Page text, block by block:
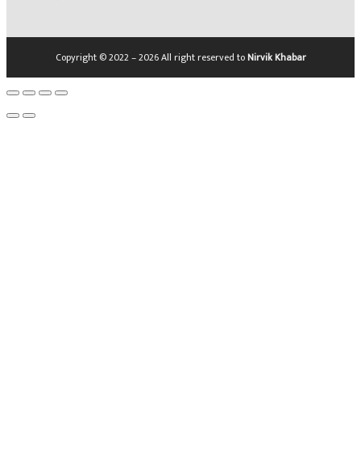
Copyright © 2022 – 2026 All right reserved toNirvik Khabar